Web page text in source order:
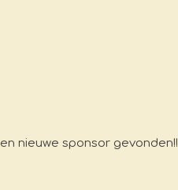
nieuwe sponsor gevonden!!